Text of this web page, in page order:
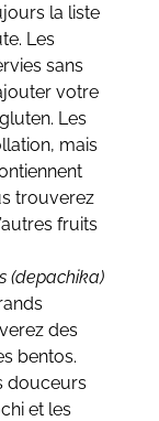
la liste
Les
sans
votre
Les
mais
trouverez
fruits
(depachika)
des
bentos.
douceurs
et les